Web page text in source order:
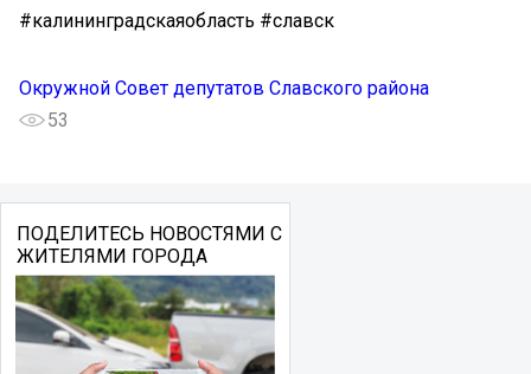
#калининградскаяобласть #славск
Окружной Совет депутатов Славского района
53
ПОДЕЛИТЕСЬ НОВОСТЯМИ С
ЖИТЕЛЯМИ ГОРОДА